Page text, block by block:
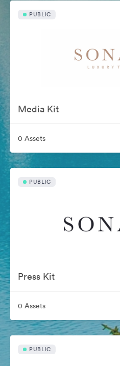
PUBLIC
Media Kit
0 Assets
PUBLIC
Press Kit
0 Assets
PUBLIC